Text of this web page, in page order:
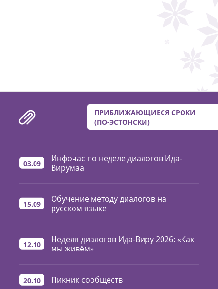
ПРИБЛИЖАЮЩИЕСЯ СРОКИ
(ПО-ЭСТОНСКИ)
03.09
Инфочас по неделе диалогов Ида-
Вирумаа
15.09
Обучение методу диалогов на
русском языке
12.10
Неделя диалогов Ида-Виру 2026: «Как
мы живём»
20.10 Пикник сообществ